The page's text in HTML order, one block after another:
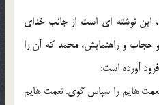
اين نوشته اي است از جانب خداي
و حجاب و راهنمايش، محمد که آن را
آورده است:
هايم را سپاس گوي. نعمت هايم